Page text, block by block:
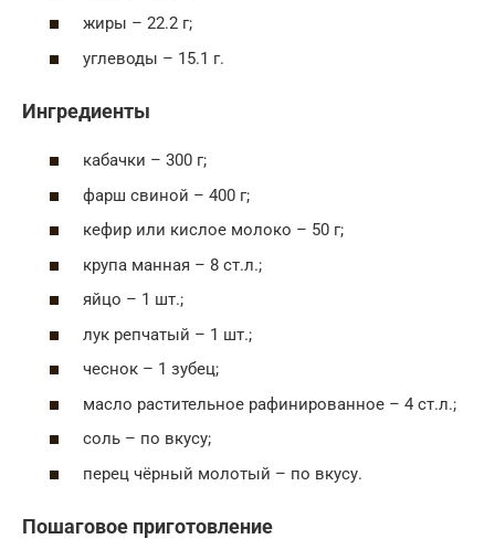
жиры – 22.2 г;
углеводы – 15.1 г.
Ингредиенты
кабачки – 300 г;
фарш свиной – 400 г;
кефир или кислое молоко – 50 г;
крупа манная – 8 ст.л.;
яйцо – 1 шт.;
лук репчатый – 1 шт.;
чеснок – 1 зубец;
масло растительное рафинированное – 4 ст.л.;
соль – по вкусу;
перец чёрный молотый – по вкусу.
Пошаговое приготовление